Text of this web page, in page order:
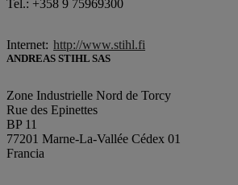
Tel.: +358 9 75969300
Internet: http://www.stihl.fi
ANDREAS STIHL SAS
Zone Industrielle Nord de Torcy
Rue des Epinettes
BP 11
77201 Marne-La-Vallée Cédex 01
Francia